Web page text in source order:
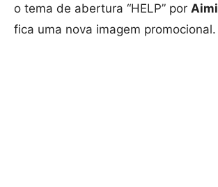
o tema de abertura “HELP” por Aimi
fica uma nova imagem promocional.